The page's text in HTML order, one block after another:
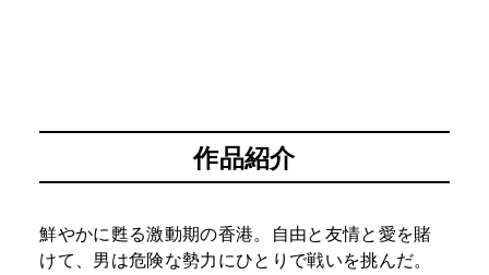
作品紹介
鮮やかに甦る激動期の香港。自由と友情と愛を賭
けて、男は危険な勢力にひとりで戦いを挑んだ。